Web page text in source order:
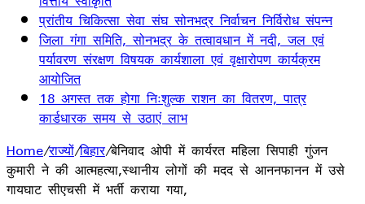
प्रांतीय चिकित्सा सेवा संघ सोनभद्र निर्वाचन निर्विरोध संपन्न
जिला गंगा समिति, सोनभद्र के तत्वावधान में नदी, जल एवं
पर्यावरण संरक्षण विषयक कार्यशाला एवं वृक्षारोपण कार्यक्रम
आयोजित
18 अगस्त तक होगा निःशुल्क राशन का वितरण, पात्र
कार्डधारक समय से उठाएं लाभ
Home/राज्यों/बिहार/बेनिवाद ओपी में कार्यरत महिला सिपाही गुंजन
कुमारी ने की आत्महत्या,स्थानीय लोगों की मदद से आननफानन में उसे
गायघाट सीएचसी में भर्ती कराया गया,